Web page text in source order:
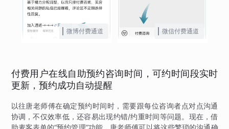
微博付费通道 微信付费通道
付费用户在线自助预约咨询时间，可约时间段实时
更新，预约成功自动提醒
以往唐老师傅在确定预约时间时，需要跟每位咨询者点对点沟通
协调，不仅效率低，还容易出现约错/约重时间等问题。现在，借
助麦客表单的“预约管理”功能，唐老师傅可以将这些繁琐的沟通确